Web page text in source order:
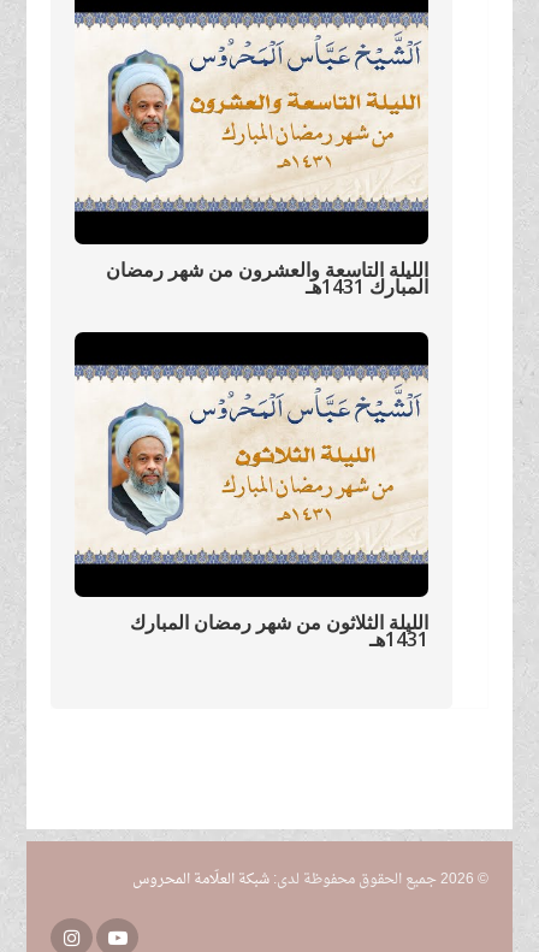
الليلة التاسعة والعشرون من شهر رمضان
المبارك 1431هـ
الليلة الثلاثون من شهر رمضان المبارك
1431هـ
© 2026 جميع الحقوق محفوظة لدى: شبكة العلّامة المحروس